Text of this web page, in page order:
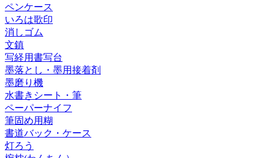
ペンケース
いろは歌印
消しゴム
文鎮
写経用書写台
墨落とし・墨用接着剤
墨磨り機
水書きシート・筆
ペーパーナイフ
筆固め用糊
書道バック・ケース
灯ろう